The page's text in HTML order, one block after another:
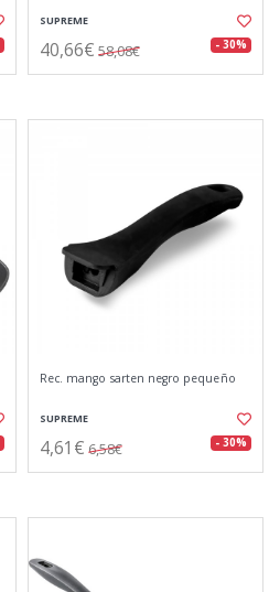
SUPREME
40,66€ 58,08€ - 30%
Rec. mango sarten negro pequeño
SUPREME
4,61€ 6,58€ - 30%